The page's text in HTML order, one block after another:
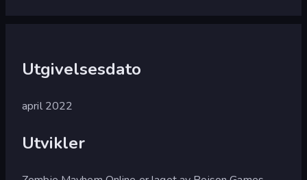
Utgivelsesdato
april 2022
Utvikler